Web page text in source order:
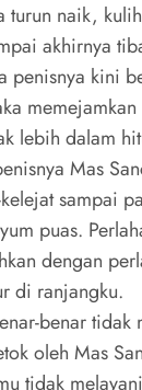
turun naik,
akhirnya
penisnya kini
lebih dalam
Mas
sampai
puas.
dengan
di ranjangku.
benar
oleh Mas
tidak